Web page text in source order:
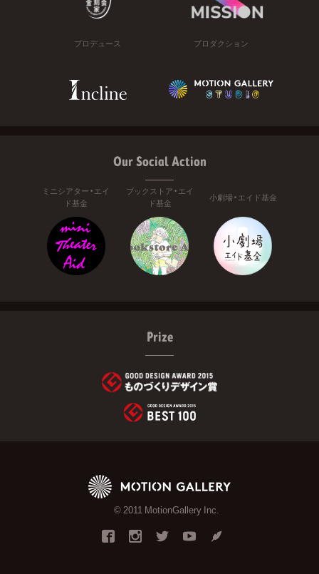
プロデュース プロダクション
Our Social Action
ミニシアター・エイ
ド基金
ブックストア・エイ
ド基金
小劇場・エイド基金
Prize
© 2011 MotionGallery Inc.